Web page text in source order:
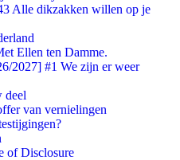
Alle dikzakken willen op je
Ellen ten Damme.
2027] #1 We zijn er weer
deel
van vernielingen
of Disclosure